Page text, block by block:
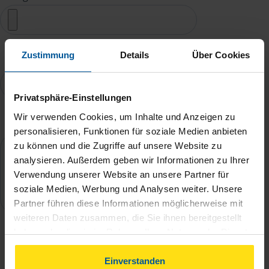
Zustimmung Details Über Cookies
Privatsphäre-Einstellungen
Wir verwenden Cookies, um Inhalte und Anzeigen zu
personalisieren, Funktionen für soziale Medien anbieten
zu können und die Zugriffe auf unsere Website zu
analysieren. Außerdem geben wir Informationen zu Ihrer
Verwendung unserer Website an unsere Partner für
soziale Medien, Werbung und Analysen weiter. Unsere
Partner führen diese Informationen möglicherweise mit
weiteren Daten zusammen, die Sie ihnen bereitgestellt
haben oder die sie im Rahmen Ihrer Nutzung der Dienste
gesammelt haben. Indem Sie auf Einverstanden klicken,
können Sie der Verwendung von Cookies, gemäß
Einverstanden
Weitere Dokumente
Ihre Nachricht
Ich willige ein, dass meine
personenbezogenen Daten zum Zweck